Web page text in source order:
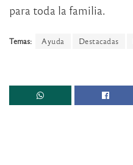
para toda la familia.
Temas: Ayuda Destacadas